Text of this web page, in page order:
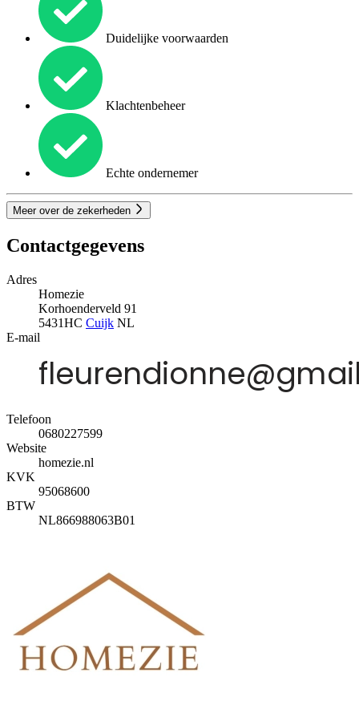
Duidelijke voorwaarden
Klachtenbeheer
Echte ondernemer
Meer over de zekerheden
Contactgegevens
Adres
Homezie
Korhoenderveld 91
5431HC Cuijk NL
E-mail
Telefoon
0680227599
Website
homezie.nl
KVK
95068600
BTW
NL866988063B01